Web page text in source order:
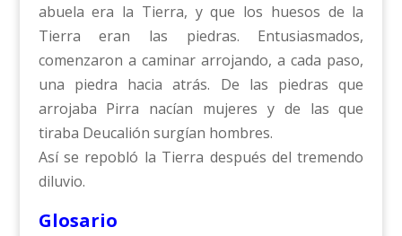
abuela era la Tierra, y que los huesos de la
Tierra eran las piedras. Entusiasmados,
comenzaron a caminar arrojando, a cada paso,
una piedra hacia atrás. De las piedras que
arrojaba Pirra nacían mujeres y de las que
tiraba Deucalión surgían hombres.
Así se repobló la Tierra después del tremendo
diluvio.
Glosario